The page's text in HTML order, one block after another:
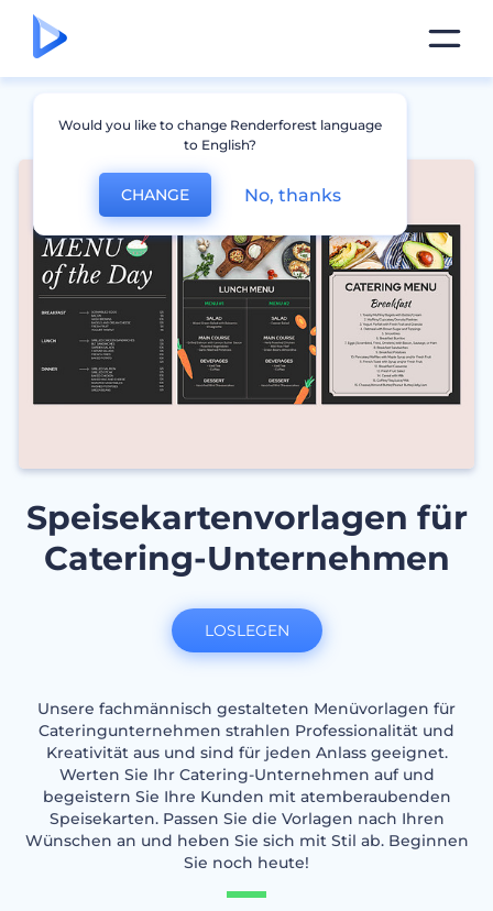
Speisekartenvorlagen für
Catering-Unternehmen
Unsere fachmännisch gestalteten Menüvorlagen für
Cateringunternehmen strahlen Professionalität und
Kreativität aus und sind für jeden Anlass geeignet.
Werten Sie Ihr Catering-Unternehmen auf und
begeistern Sie Ihre Kunden mit atemberaubenden
Speisekarten. Passen Sie die Vorlagen nach Ihren
Wünschen an und heben Sie sich mit Stil ab. Beginnen
Sie noch heute!
LOSLEGEN
Would you like to change Renderforest language
to English?
CHANGE No, thanks